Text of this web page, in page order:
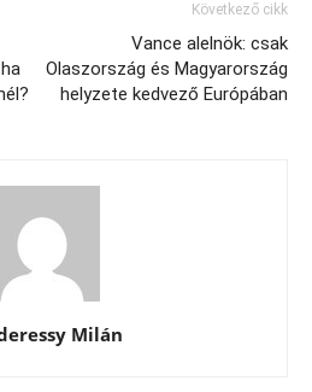
Következő cikk
Vance alelnök: csak
Olaszország és Magyarország
helyzete kedvező Európában
Milán